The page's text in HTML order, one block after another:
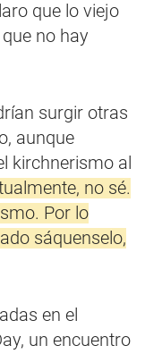
que lo viejo
no hay
surgir otras
aunque
kirchnerismo al
no sé.
Por lo
sáquenselo,
en el
un encuentro